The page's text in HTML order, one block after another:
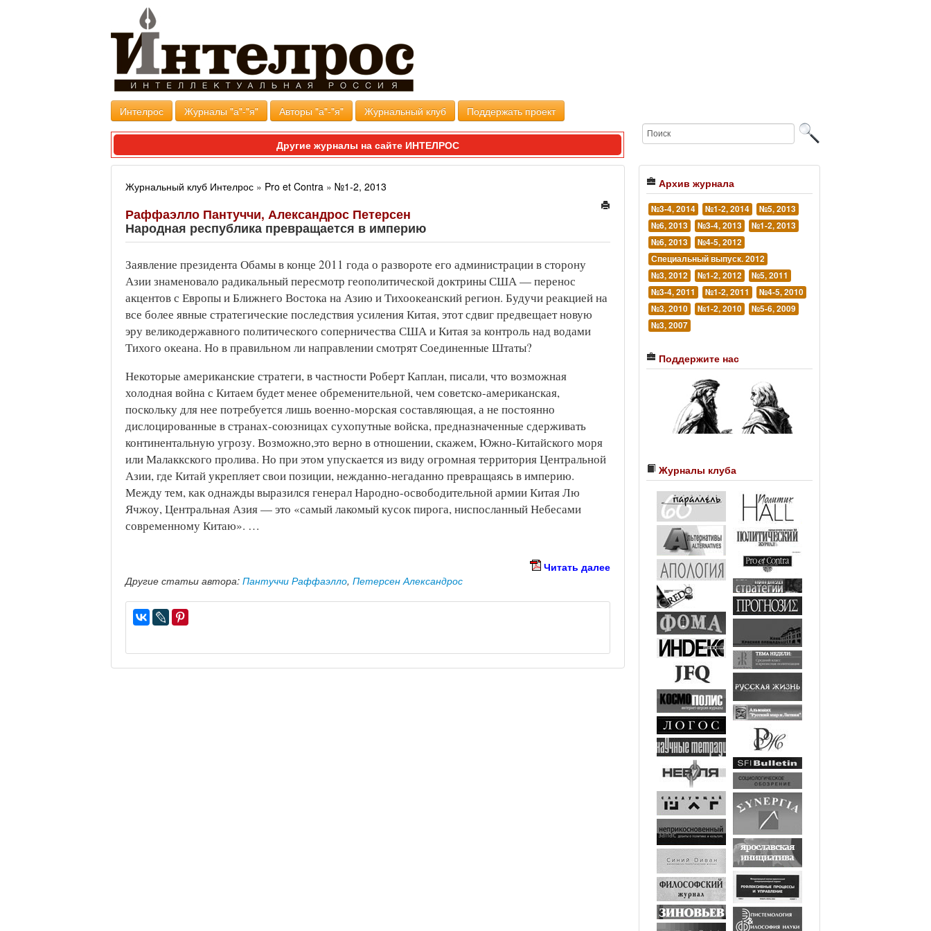
Интелрос Журналы "а"-"я" Авторы "а"-"я" Журнальный клуб Поддержать проект
Другие журналы на сайте ИНТЕЛРОС
Журнальный клуб Интелрос » Pro et Contra » №1-2, 2013
Раффаэлло Пантуччи, Александрос Петерсен
Народная республика превращается в империю
Заявление президента Обамы в конце 2011 года о развороте его администрации в сторону
Азии знаменовало радикальный пересмотр геополитической доктрины США — перенос
акцентов с Европы и Ближнего Востока на Азию и Тихоокеанский регион. Будучи реакцией на
все более явные стратегические последствия усиления Китая, этот сдвиг предвещает новую
эру великодержавного политического соперничества США и Китая за контроль над водами
Тихого океана. Но в правильном ли направлении смотрят Соединенные Штаты?
Некоторые американские стратеги, в частности Роберт Каплан, писали, что возможная
холодная война с Китаем будет менее обременительной, чем советско-американская,
поскольку для нее потребуется лишь военно-морская составляющая, а не постоянно
дислоцированные в странах-союзницах сухопутные войска, предназначенные сдерживать
континентальную угрозу. Возможно,это верно в отношении, скажем, Южно-Китайского моря
или Малаккского пролива. Но при этом упускается из виду огромная территория Центральной
Азии, где Китай укрепляет свои позиции, нежданно-негаданно превращаясь в империю.
Между тем, как однажды выразился генерал Народно-освободительной армии Китая Лю
Ячжоу, Центральная Азия — это «самый лакомый кусок пирога, ниспосланный Небесами
современному Китаю». …
Читать далее
Другие статьи автора: Пантуччи Раффаэлло, Петерсен Александрос
Архив журнала
№3-4, 2014 №1-2, 2014
№5, 2013
№6, 2013
№3-4, 2013
№1-2, 2013
№6, 2013
№4-5, 2012
Специальный выпуск. 2012
№3, 2012
№1-2, 2012
№5, 2011
№3-4, 2011
№1-2, 2011
№4-5, 2010
№3, 2010
№1-2, 2010
№5-6, 2009
№3, 2007
Поддержите нас
Журналы клуба